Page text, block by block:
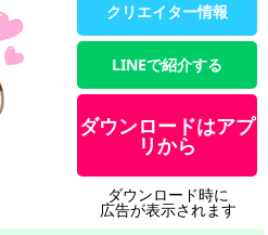
クリエイター情報
LINEで紹介する
ダウンロードはアプ
リから
ダウンロード時に
広告が表示されます